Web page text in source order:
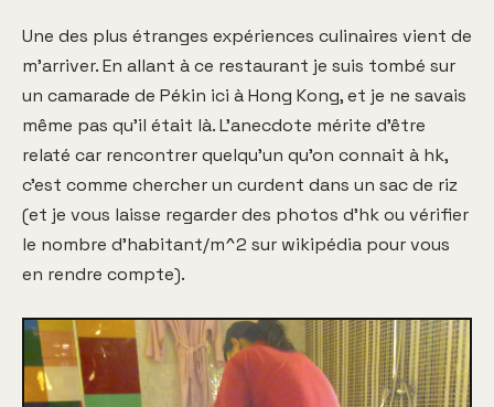
Une des plus étranges expériences culinaires vient de
m'arriver. En allant à ce restaurant je suis tombé sur
un camarade de Pékin ici à Hong Kong, et je ne savais
même pas qu'il était là. L'anecdote mérite d'être
relaté car rencontrer quelqu'un qu'on connait à hk,
c'est comme chercher un curdent dans un sac de riz
(et je vous laisse regarder des photos d'hk ou vérifier
le nombre d'habitant/m^2 sur wikipédia pour vous
en rendre compte).